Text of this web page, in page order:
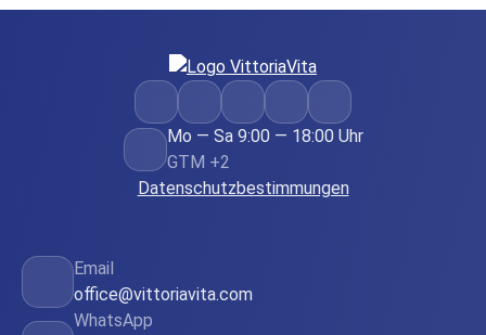
Mo — Sa 9:00 — 18:00 Uhr
GTM +2
Datenschutzbestimmungen
Email
office@vittoriavita.com
WhatsApp